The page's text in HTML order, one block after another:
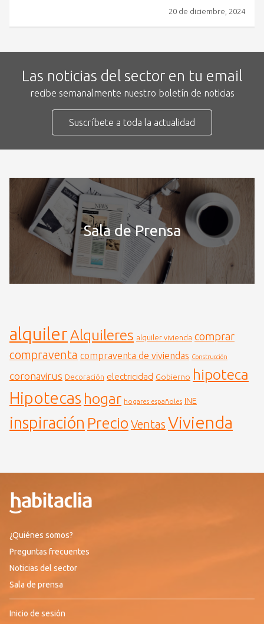
20 de diciembre, 2024
Las noticias del sector en tu email
recibe semanalmente nuestro boletín de noticias
Suscríbete a toda la actualidad
Sala de Prensa
alquilerAlquileres alquiler vivienda comprar
compraventa compraventa de viviendas Construcción
coronavirus Decoración electricidad Gobierno hipoteca
Hipotecas hogar hogares españoles INE
inspiración Precio Ventas Vivienda
¿Quiénes somos?
Preguntas frecuentes
Noticias del sector
Sala de prensa
Inicio de sesión